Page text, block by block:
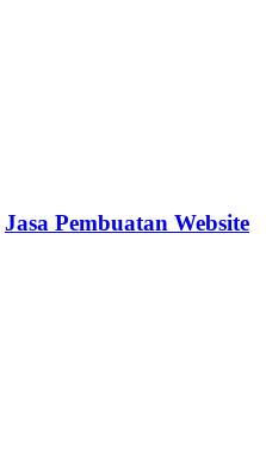
Jasa Pembuatan Website